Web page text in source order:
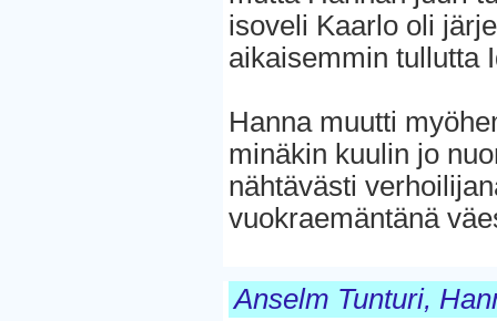
isoveli Kaarlo oli
aikaisemmin tullutta
Hanna muutti
minäkin kuulin jo
nähtävästi
vuokraemäntänä
Anselm Tunturi,